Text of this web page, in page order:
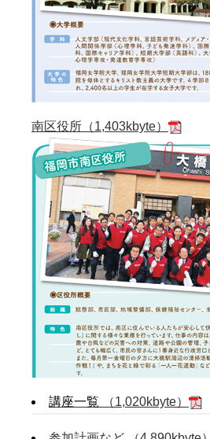
南区役所（1,403kbyte）
講座一覧 （1,020kbyte）